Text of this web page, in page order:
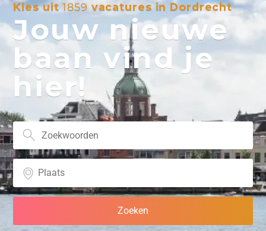
Kies uit1859 vacatures in Dordrecht
Jouw nieuwe
baan vind je
hier!